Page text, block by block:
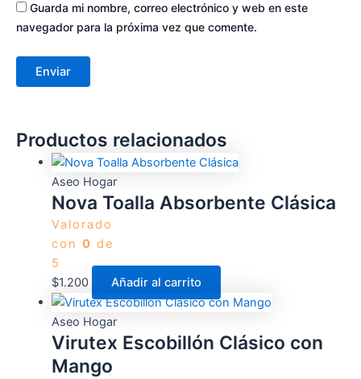
Guarda mi nombre, correo electrónico y web en este
navegador para la próxima vez que comente.
Productos relacionados
Aseo Hogar
Nova Toalla Absorbente Clásica
Valorado
con 0 de
5
$1.200 Añadir al carrito
Aseo Hogar
Virutex Escobillón Clásico con
Mango